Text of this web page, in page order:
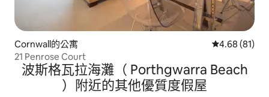
Cornwall的公寓 從 81 則評價
4.68 (81)
21 Penrose Court
波斯格瓦拉海灘（ Porthgwarra Beach
）附近的其他優質度假屋